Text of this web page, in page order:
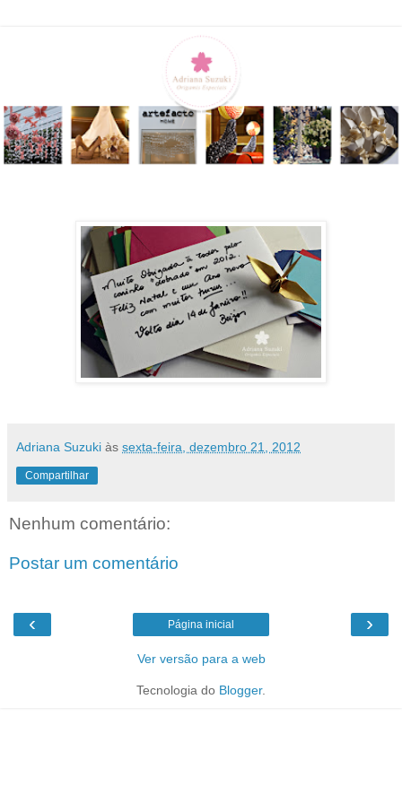
Adriana Suzuki às sexta-feira, dezembro 21, 2012
Compartilhar
Nenhum comentário:
Postar um comentário
‹ ›
Página inicial
Ver versão para a web
Tecnologia do Blogger.